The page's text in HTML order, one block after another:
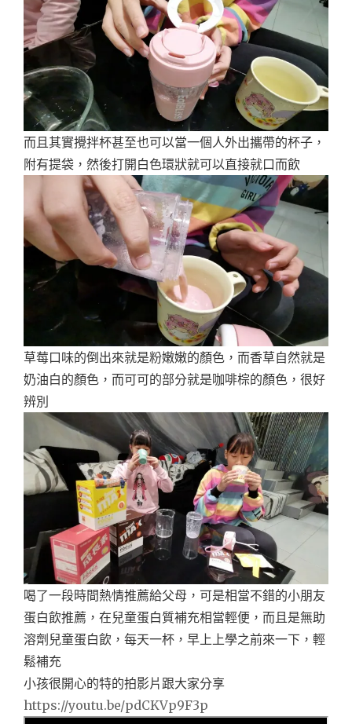
而且其實攪拌杯甚至也可以當一個人外出攜帶的杯子，
附有提袋，然後打開白色環狀就可以直接就口而飲
草莓口味的倒出來就是粉嫩嫩的顏色，而香草自然就是
奶油白的顏色，而可可的部分就是咖啡棕的顏色，很好
辨別
喝了一段時間熱情推薦給父母，可是相當不錯的小朋友
蛋白飲推薦，在兒童蛋白質補充相當輕便，而且是無助
溶劑兒童蛋白飲，每天一杯，早上上學之前來一下，輕
鬆補充
小孩很開心的特的拍影片跟大家分享
https://youtu.be/pdCKVp9F3p